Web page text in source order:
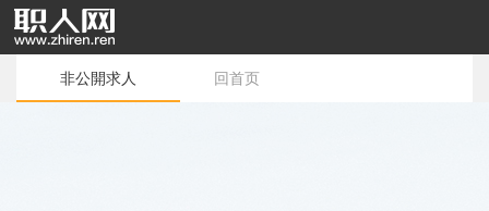
非公開求人 回首页